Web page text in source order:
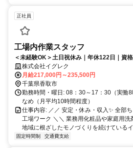
正社員
工場内作業スタッフ
＜未経験OK＞土日祝休み｜年休122日｜資
程度株式会社イグレク
月給217,000円～235,500円
千葉県香取市
勤務時間・曜日: 08：30～17：30（実働
なめ（月平均10時間程度）
仕事内容: ／／ 安定・休み・収入✨ 全部
工場ワーク ＼＼ 業務用化粧品や家庭用洗
地域に根ざしたモノづくりを続けている
固定時間制 交通費支給